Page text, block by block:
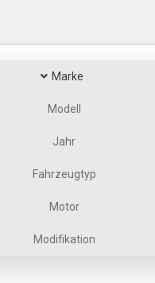
Marke
Modell
Jahr
Fahrzeugtyp
Motor
Modifikation